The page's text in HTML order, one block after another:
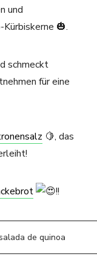
und
🎃.
schmeckt
für eine
🍋, das
!!